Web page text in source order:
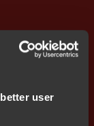
user
技术支持；